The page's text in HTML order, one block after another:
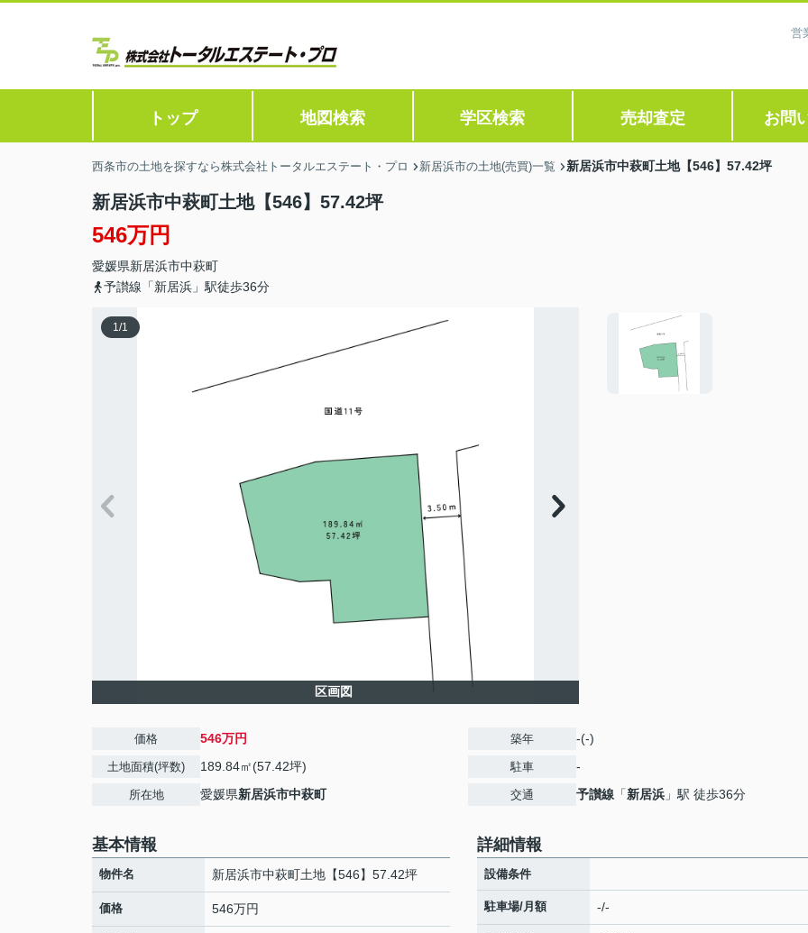
営
トップ 地図検索 学区検索 売却査定 お問
西条市の土地を探すなら株式会社トータルエステート・プロ 新居浜市の土地(売買)一覧 新居浜市中萩町土地【546】57.42坪
新居浜市中萩町土地【546】57.42坪
546万円
愛媛県新居浜市中萩町
予讃線「新居浜」駅徒歩36分
1/1
区画図
価格 546万円
土地面積(坪数) 189.84㎡(57.42坪)
所在地 愛媛県新居浜市中萩町
築年 -(-)
駐車 -
交通 予讃線 「新居浜 」駅 徒歩36分
基本情報
物件名 新居浜市中萩町土地【546】57.42坪
価格 546万円
詳細情報
設備条件
駐車場/月額 -/-